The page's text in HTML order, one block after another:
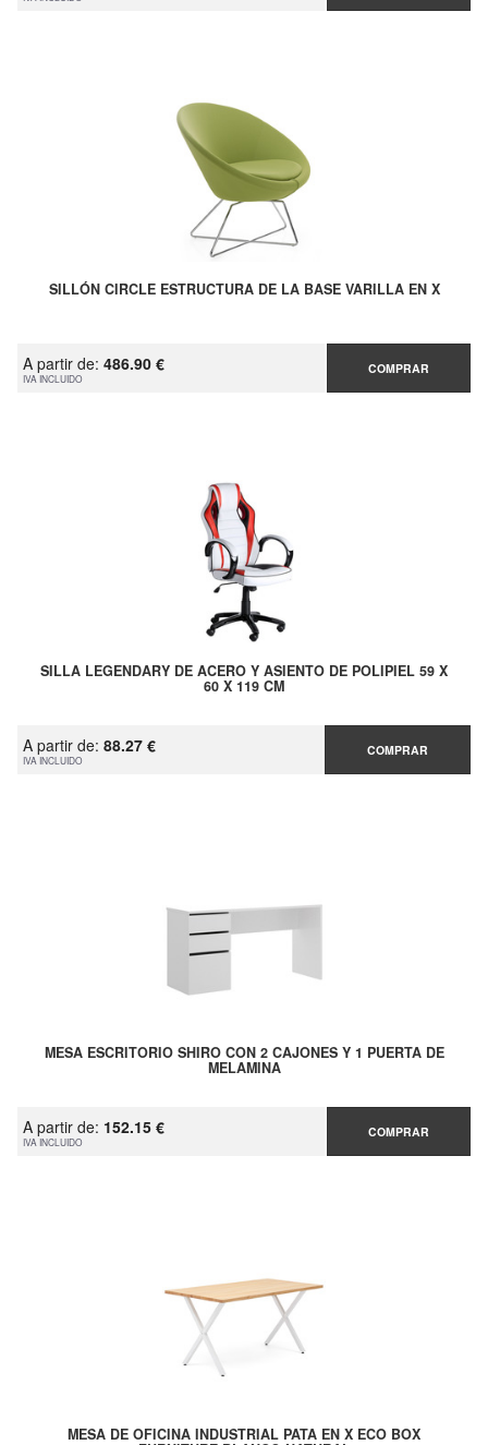
SILLÓN CIRCLE ESTRUCTURA DE LA BASE VARILLA EN X
A partir de: 486.90 €
IVA INCLUIDO
COMPRAR
SILLA LEGENDARY DE ACERO Y ASIENTO DE POLIPIEL 59 X
60 X 119 CM
A partir de: 88.27 €
IVA INCLUIDO
COMPRAR
MESA ESCRITORIO SHIRO CON 2 CAJONES Y 1 PUERTA DE
MELAMINA
A partir de: 152.15 €
IVA INCLUIDO
COMPRAR
MESA DE OFICINA INDUSTRIAL PATA EN X ECO BOX